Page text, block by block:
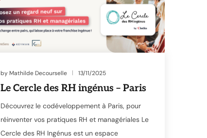
by Mathilde Decourselle 13/11/2025
Le Cercle des RH ingénus – Paris
Découvrez le codéveloppement à Paris, pour
réinventer vos pratiques RH et managériales Le
Cercle des RH Ingénus est un espace